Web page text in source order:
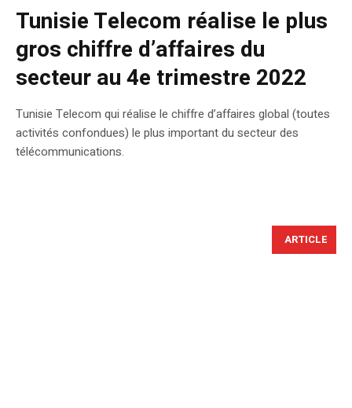
Tunisie Telecom réalise le plus
gros chiffre d’affaires du
secteur au 4e trimestre 2022
Tunisie Telecom qui réalise le chiffre d’affaires global (toutes
activités confondues) le plus important du secteur des
télécommunications.
ARTICLE